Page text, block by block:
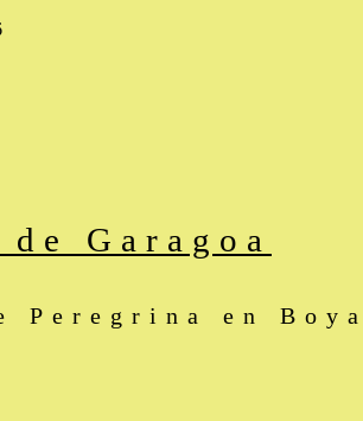
Garagoa
Peregrina en